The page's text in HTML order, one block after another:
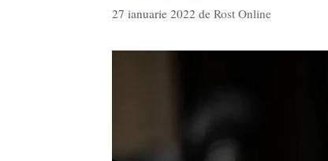
27 ianuarie 2022 de Rost Online